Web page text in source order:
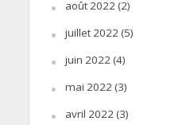
août 2022(2)
juillet 2022(5)
juin 2022(4)
mai 2022(3)
avril 2022(3)